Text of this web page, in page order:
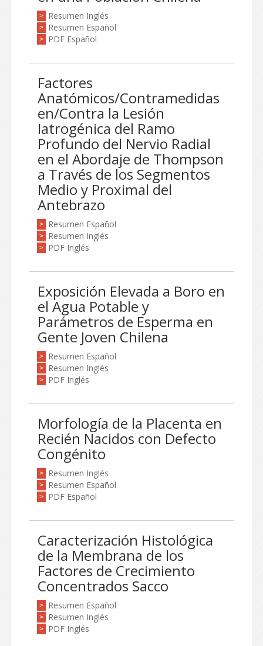
> Resumen Inglés
> Resumen Español
> PDF Español
Factores
Anatómicos/Contramedidas
en/Contra la Lesión
Iatrogénica del Ramo
Profundo del Nervio Radial
en el Abordaje de Thompson
a Través de los Segmentos
Medio y Proximal del
Antebrazo
> Resumen Español
> Resumen Inglés
> PDF Inglés
Exposición Elevada a Boro en
el Agua Potable y
Parámetros de Esperma en
Gente Joven Chilena
> Resumen Español
> Resumen Inglés
> PDF Inglés
Morfología de la Placenta en
Recién Nacidos con Defecto
Congénito
> Resumen Inglés
> Resumen Español
> PDF Español
Caracterización Histológica
de la Membrana de los
Factores de Crecimiento
Concentrados Sacco
> Resumen Español
> Resumen Inglés
> PDF Inglés